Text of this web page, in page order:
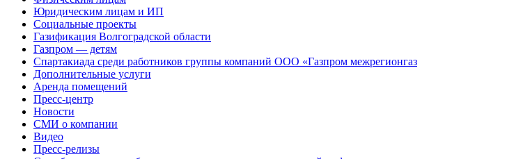
Юридическим лицам и ИП
Социальные проекты
Газификация Волгоградской области
Газпром — детям
Спартакиада среди работников группы компаний ООО «Газпром межрегионгаз
Дополнительные услуги
Аренда помещений
Пресс-центр
Новости
СМИ о компании
Видео
Пресс-релизы